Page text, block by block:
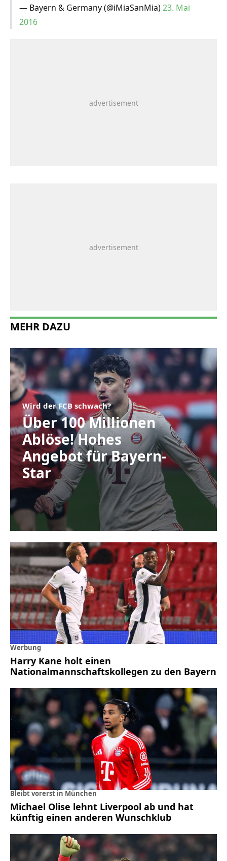
— Bayern & Germany (@iMiaSanMia)23. Mai
2016
MEHR DAZU
Wird der FCB schwach?
Über 100 Millionen
Ablöse! Hohes
Angebot für Bayern-
Star
Werbung
Harry Kane holt einen
Nationalmannschaftskollegen zu den Bayern
Bleibt vorerst in München
Michael Olise lehnt Liverpool ab und hat
künftig einen anderen Wunschklub